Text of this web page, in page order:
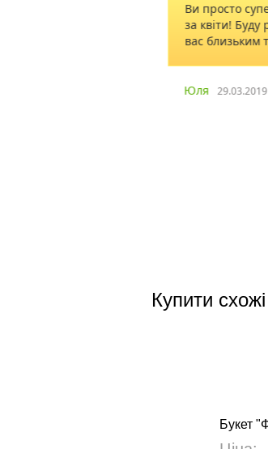
Ви просто
за квіти!
вас близьким
Юля 29.03.2019
Купити схожі
Букет